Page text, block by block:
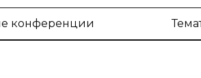
конференции